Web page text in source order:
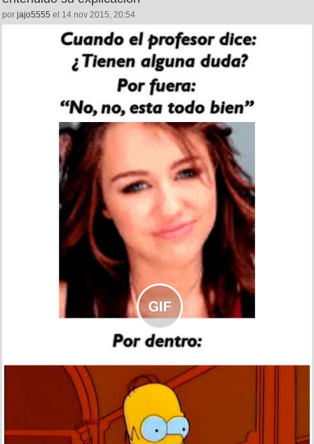
por jajo5555 el 14 nov 2015, 20:54